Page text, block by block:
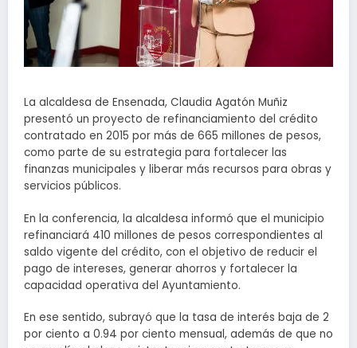
La alcaldesa de Ensenada, Claudia Agatón Muñiz
presentó un proyecto de refinanciamiento del crédito
contratado en 2015 por más de 665 millones de pesos,
como parte de su estrategia para fortalecer las
finanzas municipales y liberar más recursos para obras y
servicios públicos.
En la conferencia, la alcaldesa informó que el municipio
refinanciará 410 millones de pesos correspondientes al
saldo vigente del crédito, con el objetivo de reducir el
pago de intereses, generar ahorros y fortalecer la
capacidad operativa del Ayuntamiento.
En ese sentido, subrayó que la tasa de interés baja de 2
por ciento a 0.94 por ciento mensual, además de que no